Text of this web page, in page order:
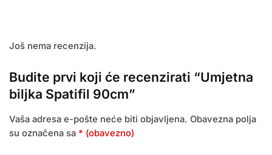
Još nema recenzija.
Budite prvi koji će recenzirati “Umjetna
biljka Spatifil 90cm”
Vaša adresa e-pošte neće biti objavljena. Obavezna polja
su označena sa * (obavezno)